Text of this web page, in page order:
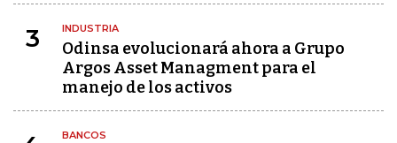
3 INDUSTRIA
Odinsa evolucionará ahora a Grupo
Argos Asset Managment para el
manejo de los activos
BANCOS